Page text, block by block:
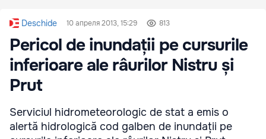
Deschide 10 апреля 2013, 15:29 813
Pericol de inundații pe cursurile
inferioare ale râurilor Nistru și
Prut
Serviciul hidrometeorologic de stat a emis o
alertă hidrologică cod galben de inundații pe